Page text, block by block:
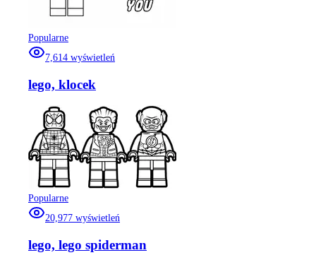
Popularne
7,614 wyświetleń
lego, klocek
Popularne
20,977 wyświetleń
lego, lego spiderman